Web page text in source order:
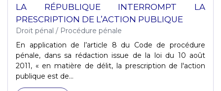
LA RÉPUBLIQUE INTERROMPT LA
PRESCRIPTION DE L’ACTION PUBLIQUE
Droit pénal / Procédure pénale
En application de l’article 8 du Code de procédure
pénale, dans sa rédaction issue de la loi du 10 août
2011, « en matière de délit, la prescription de l'action
publique est de...